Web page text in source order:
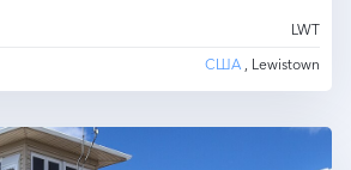
LWT
США , Lewistown